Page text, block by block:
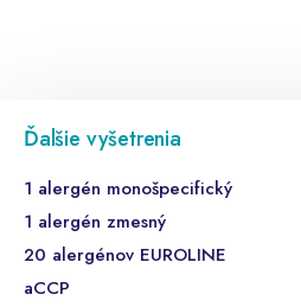
Ďalšie vyšetrenia
1 alergén monošpecifický
1 alergén zmesný
20 alergénov EUROLINE
aCCP